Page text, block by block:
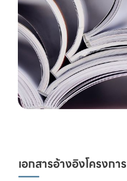
เอกสารอ้างอิงโครงการ